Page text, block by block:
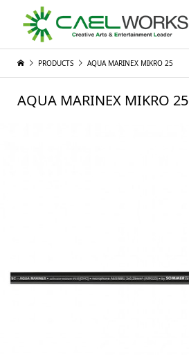
PRODUCTS AQUA MARINEX MIKRO 25
AQUA MARINEX MIKRO 25